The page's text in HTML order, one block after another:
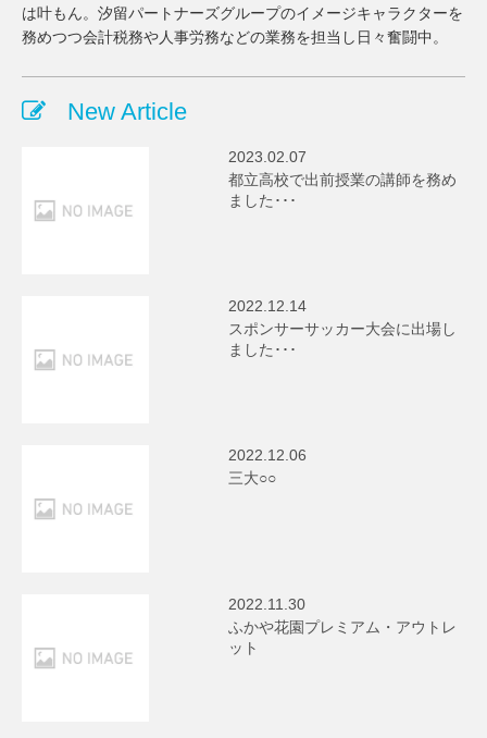
は叶もん。汐留パートナーズグループのイメージキャラクターを
務めつつ会計税務や人事労務などの業務を担当し日々奮闘中。
New Article
2023.02.07
都立高校で出前授業の講師を務め
ました･･･
2022.12.14
スポンサーサッカー大会に出場し
ました･･･
2022.12.06
三大○○
2022.11.30
ふかや花園プレミアム・アウトレ
ット